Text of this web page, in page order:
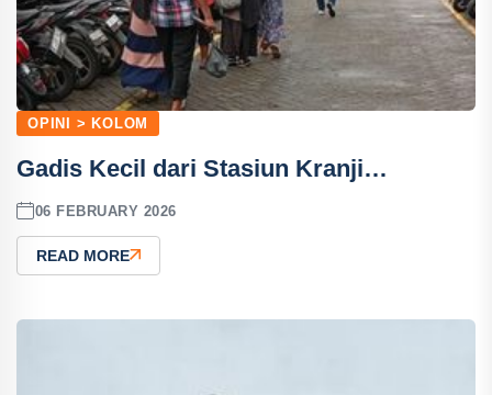
OPINI > KOLOM
Gadis Kecil dari Stasiun Kranji…
06 FEBRUARY 2026
READ MORE